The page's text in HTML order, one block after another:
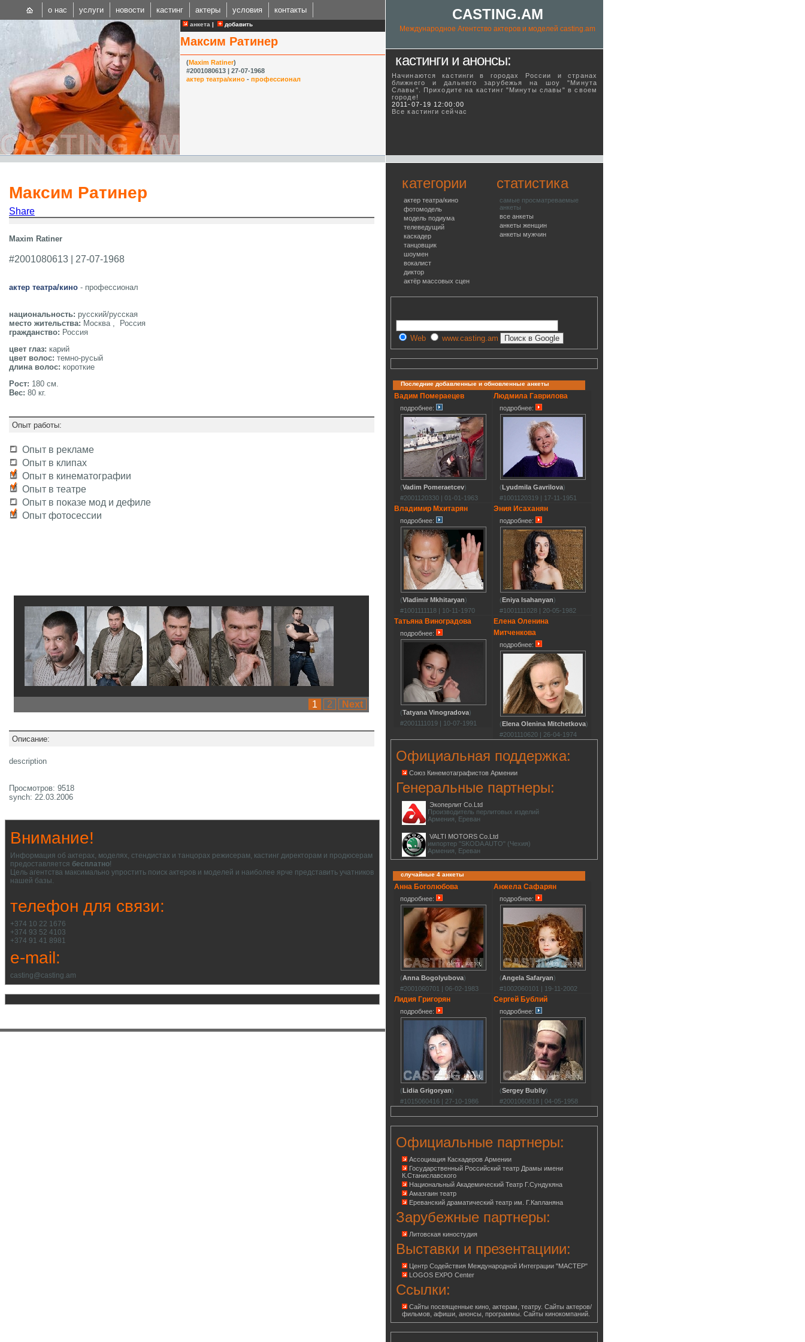
анкета | добавить
Максим Ратинер
(Maxim Ratiner)
#2001080613 | 27-07-1968
актер театра/кино - профессионал
Максим Ратинер
Share
Maxim Ratiner
#2001080613 | 27-07-1968
актер театра/кино - профессионал
национальность: русский/русская
место жительства: Москва , Россия
гражданство: Россия
цвет глаз: карий
цвет волос: темно-русый
длина волос: короткие
Рост: 180 см.
Вес: 80 кг.
Опыт работы:
Опыт в рекламе
Опыт в клипах
Опыт в кинематографии
Опыт в театре
Опыт в показе мод и дефиле
Опыт фотосессии
1 2 Next
Описание:
description
Просмотров: 9518
synch: 22.03.2006
Внимание!
Информация об актерах, моделях, стендистах и танцорах режисерам, кастинг директорам и продюсерам
предоставляется бесплатно!
Цель агентства максимально упростить поиск актеров и моделей и наиболее ярче представить учатников
нашей базы.
телефон для связи:
+374 10 22 1676
+374 93 52 4103
+374 91 41 8981
e-mail:
casting@casting.am
о нас услуги новости кастинг актеры условия контакты CASTING.AM
Международное Агентство актеров и моделей casting.am
кастинги и анонсы:
Начинаются кастинги в городах России и странах
ближнего и дальнего зарубежья на шоу "Минута
Славы". Приходите на кастинг "Минуты славы" в своeм
городе!
2011-07-19 12:00:00
Все кастинги сейчас
категории
актер театра/кино
фотомодель
модель подиума
телеведущий
каскадер
танцовщик
шоумен
вокалист
диктор
актёр массовых сцен
статистика
самые просматреваемые
анкеты
все анкеты
анкеты женщин
анкеты мужчин
Web www.casting.am
Последние добавленные и обновленные анкеты
Вадим Помераецев
подробнее:
(Vadim Pomeraetcev)
#2001120330 | 01-01-1963
Людмила Гаврилова
подробнее:
(Lyudmila Gavrilova)
#1001120319 | 17-11-1951
Владимир Мхитарян
подробнее:
(Vladimir Mkhitaryan)
#1001111118 | 10-11-1970
Эния Исаханян
подробнее:
(Eniya Isahanyan)
#1001111028 | 20-05-1982
Татьяна Виноградова
подробнее:
(Tatyana Vinogradova)
#2001111019 | 10-07-1991
Елена Оленина
Митченкова
подробнее:
(Elena Olenina Mitchetkova)
#2001110620 | 26-04-1974
Официальная поддержка:
Союз Кинемотаграфистов Армении
Генеральные партнеры:
Экоперлит Co.Ltd
Производитель перлитовых изделий
Армения, Ереван
VALTI MOTORS Co.Ltd
импортер "SKODA AUTO" (Чехия)
Армения, Ереван
случайные 4 анкеты
Анна Боголюбова
подробнее:
(Anna Bogolyubova)
#2001060701 | 06-02-1983
Анжела Сафарян
подробнее:
(Angela Safaryan)
#1002060101 | 19-11-2002
Лидия Григорян
подробнее:
(Lidia Grigoryan)
#1015060416 | 27-10-1986
Сергей Бублий
подробнее:
(Sergey Bubliy)
#2001060818 | 04-05-1958
Официальные партнеры:
Ассоциация Каскадеров Армении
Государственный Российский театр Драмы имени
К.Станиславского
Национальный Академический Театр Г.Сундукяна
Амазгаин театр
Ереванский драматический театр им. Г.Капланяна
Зарубежные партнеры:
Литовская киностудия
Выставки и презентациии:
Центр Содействия Международной Интеграции "МАСТЕР"
LOGOS EXPO Center
Ссылки:
Сайты посвященные кино, актерам, театру. Сайты актеров/
фильмов, афиши, анонсы, программы. Сайты кинокомпаний.